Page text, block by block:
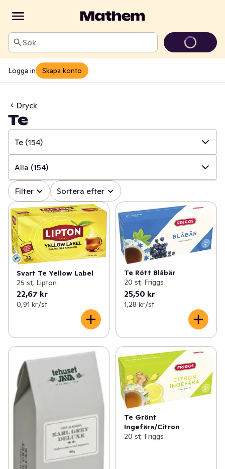
Sök
Logga in Skapa konto
Dryck
Te
Te (154)
✓ Alla (1139)
✓ (144)
✓ Alkoholfritt vin (24)
✓ Chokladdryck (13)
✓ Stilla vatten (8)
✓ Iste (9)
✓ Kaffe
Saft och stilldrink (108)
Öl
✓ Te
Matcha
Cider, must & drinkmixer
✓ Funktionella drycker (155)
Alla (154)
✓ Alla (154)
✓ Tepåsar (137)
✓ Löste (17)
Filter Sortera efter
Svart Te Yellow Label
25 st, Lipton
22,67 kr
0,91 kr /st
Te Rött Blåbär
20 st, Friggs
25,50 kr
1,28 kr /st
Te Grönt
Ingefära/Citron
20 st, Friggs